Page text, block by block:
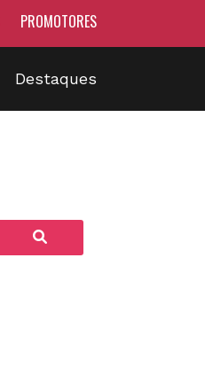
PROMOTORES
Destaques